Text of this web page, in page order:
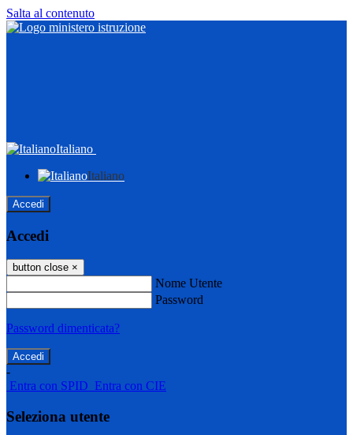
Salta al contenuto
Italiano
Italiano
Accedi
Accedi
button close ×
Nome Utente
Password
Password dimenticata?
-
Entra con SPID Entra con CIE
Seleziona utente